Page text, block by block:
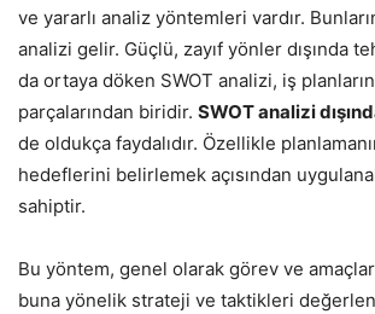
ve yararlı analiz yöntemleri vardır.
analizi gelir. Güçlü, zayıf yönler dışında
da ortaya döken SWOT analizi, iş
parçalarından biridir. SWOT analizi
de oldukça faydalıdır. Özellikle
hedeflerini belirlemek açısından
sahiptir.
Bu yöntem, genel olarak görev ve
buna yönelik strateji ve taktikleri